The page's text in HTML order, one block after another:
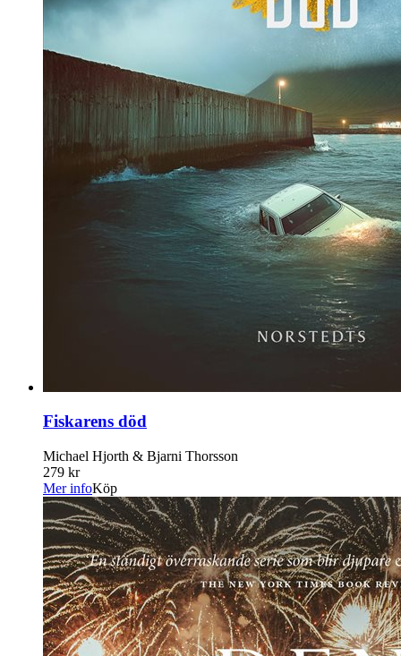
Fiskarens död
Michael Hjorth & Bjarni Thorsson
279 kr
Mer infoKöp